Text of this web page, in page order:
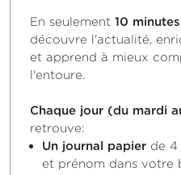
En seulement 10
découvre l'actualité,
et apprend à mieux
l'entoure.
Chaque jour (du mardi
retrouve:
Un journal papier de 4
et prénom dans votre